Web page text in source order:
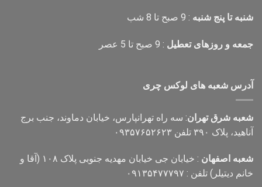
شنبه تا پنج شنبه : 9 صبح تا 8 شب
جمعه و روزهای تعطیل : 9 صبح تا 5 عصر
آدرس شعبه های لوکس چری
شعبه شرق تهران: سه راه تهرانپارس، خیابان دماوند، جنب برج
آناهید، پلاک ۳۹۰ تلفن ۰۹۳۵۷۶۵۲۶۲۳
شعبه اصفهان
: خیابان جی خیابان مهدیه جنوبی پلاک ۱۰۸ (آقا و
خانم دیتیلر) تلفن : ۰۹۱۳۵۴۷۷۷۹۷